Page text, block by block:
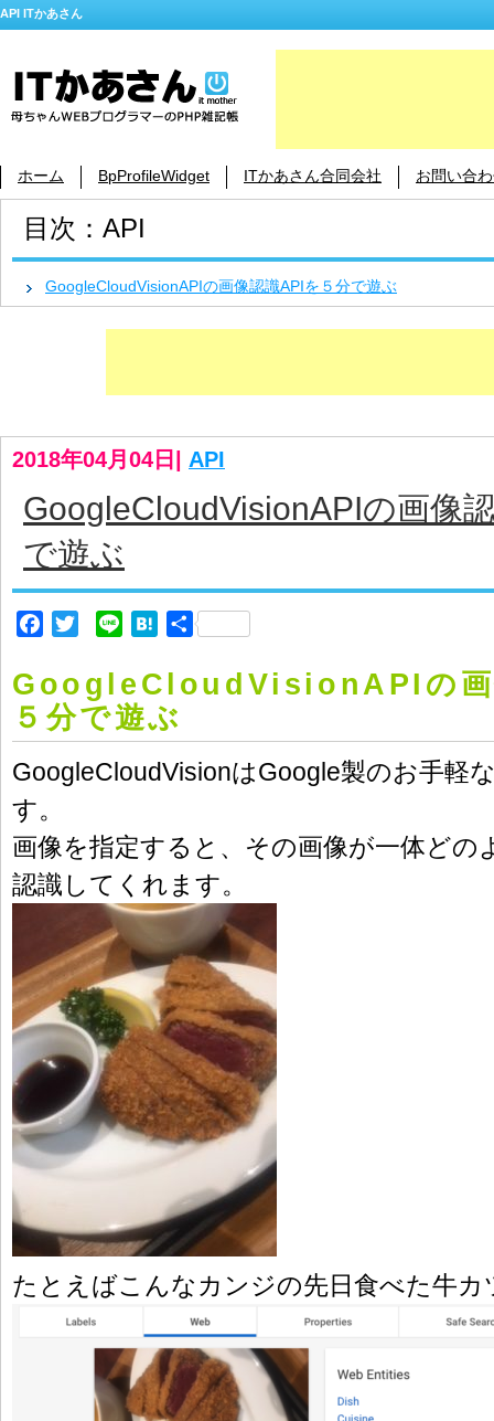
API ITかあさん
ホーム BpProfileWidget ITかあさん合同会社 お問い合
目次：API
GoogleCloudVisionAPIの画像認識APIを５分で遊ぶ
2018年04月04日 API
GoogleCloudVisionAPIの画像
で遊ぶ
Facebook
Twitter Line Hatena
共
GoogleCloudVisionAPIの画
５分で遊ぶ
GoogleCloudVisionはGoogle製のお手軽
す。
画像を指定すると、その画像が一体どの
認識してくれます。
たとえばこんなカンジの先日食べた牛カ